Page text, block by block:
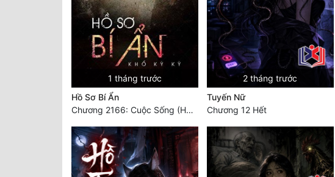
1 tháng trước
Hồ Sơ Bí Ẩn
Chương 2166: Cuộc Sống (Hoàn)
2 tháng trước
Tuyến Nữ
Chương 12 Hết